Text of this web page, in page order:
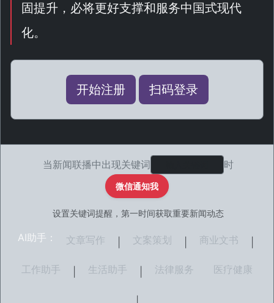
固提升，必将更好支撑和服务中国式现代
化。
开始注册 扫码登录
当新闻联播中出现关键词 时
微信通知我
设置关键词提醒，第一时间获取重要新闻动态
AI助手： 文章写作 文案策划 商业文书
工作助手 生活助手 法律服务 医疗健康